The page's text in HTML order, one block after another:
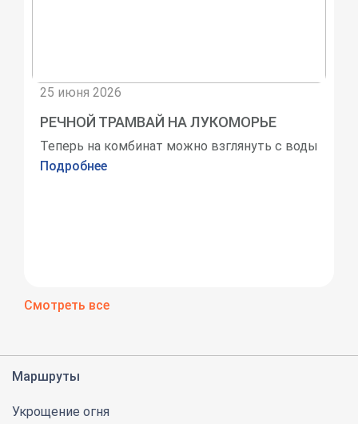
25 июня 2026
РЕЧНОЙ ТРАМВАЙ НА ЛУКОМОРЬЕ
Теперь на комбинат можно взглянуть с воды
Подробнее
Смотреть все
Маршруты
Укрощение огня